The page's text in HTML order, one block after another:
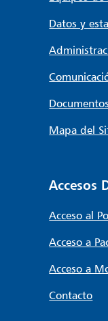
Datos y
Documentos
Mapa del
Accesos
Acceso al
Acceso a
Acceso a
Contacto